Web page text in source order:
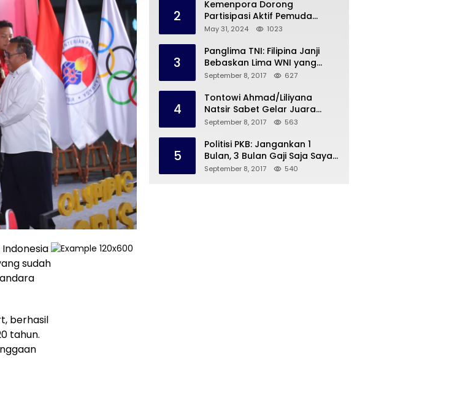
sudah
berhasil
tahun.
2
Kemenpora Dorong
Partisipasi Aktif Pemuda
Melalui Forum Konsultasi
May 31, 2024 1023
3
Panglima TNI: Filipina Janji
Bebaskan Lima WNI yang
Disandera Abu Sayyaf
September 8, 2017 627
4
Tontowi Ahmad/Liliyana
Natsir Sabet Gelar Juara
Dunia Kedua
September 8, 2017 563
5
Politisi PKB: Jangankan 1
Bulan, 3 Bulan Gaji Saja Saya
Siap untuk Rohingya
September 8, 2017 540